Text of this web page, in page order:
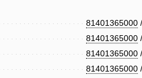
81401365000
81401365000
81401365000
81401365000